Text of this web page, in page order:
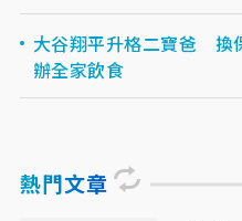
大谷翔平升格二寶爸
辦全家飲食
熱門文章